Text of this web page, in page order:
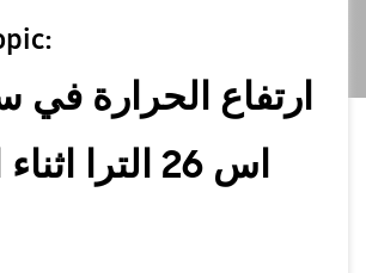
ارتفاع الحرارة
اس 26 الترا